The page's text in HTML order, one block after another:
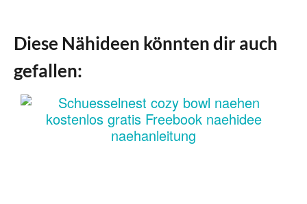
Diese Nähideen könnten dir auch
gefallen: